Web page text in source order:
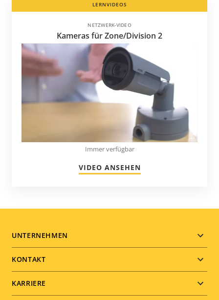
LERNVIDEOS
NETZWERK-VIDEO
Kameras für Zone/Division 2
Immer verfügbar
VIDEO ANSEHEN
Footer
menu
UNTERNEHMEN
KONTAKT
KARRIERE